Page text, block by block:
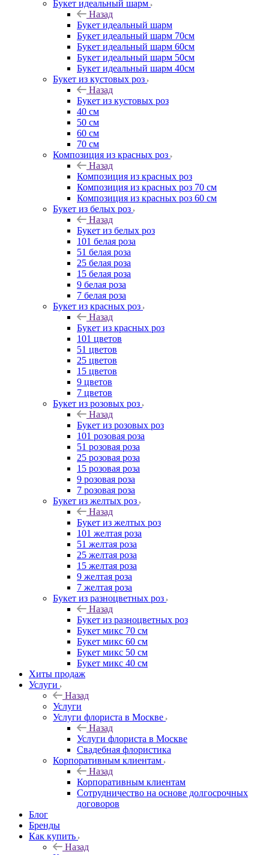
Букет идеальный шарм
Назад
Букет идеальный шарм
Букет идеальный шарм 70см
Букет идеальный шарм 60см
Букет идеальный шарм 50см
Букет идеальный шарм 40см
Букет из кустовых роз
Назад
Букет из кустовых роз
40 см
50 см
60 см
70 см
Композиция из красных роз
Назад
Композиция из красных роз
Композиция из красных роз 70 см
Композиция из красных роз 60 см
Букет из белых роз
Назад
Букет из белых роз
101 белая роза
51 белая роза
25 белая роза
15 белая роза
9 белая роза
7 белая роза
Букет из красных роз
Назад
Букет из красных роз
101 цветов
51 цветов
25 цветов
15 цветов
9 цветов
7 цветов
Букет из розовых роз
Назад
Букет из розовых роз
101 розовая роза
51 розовая роза
25 розовая роза
15 розовая роза
9 розовая роза
7 розовая роза
Букет из желтых роз
Назад
Букет из желтых роз
101 желтая роза
51 желтая роза
25 желтая роза
15 желтая роза
9 желтая роза
7 желтая роза
Букет из разноцветных роз
Назад
Букет из разноцветных роз
Букет микс 70 см
Букет микс 60 см
Букет микс 50 см
Букет микс 40 см
Хиты продаж
Услуги
Назад
Услуги
Услуги флориста в Москве
Назад
Услуги флориста в Москве
Свадебная флористика
Корпоративным клиентам
Назад
Корпоративным клиентам
Сотрудничество на основе долгосрочных
договоров
Блог
Бренды
Как купить
Назад